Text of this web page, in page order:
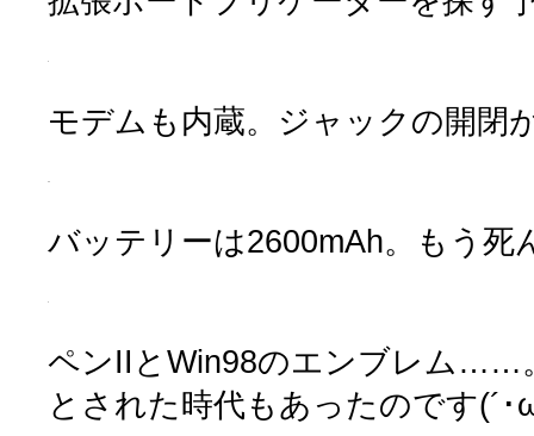
モデムも内蔵。ジャックの開閉
バッテリーは2600mAh。もう死
ペンIIとWin98のエンブレム……
とされた時代もあったのです(´･